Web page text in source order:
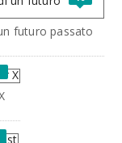
futuro passato